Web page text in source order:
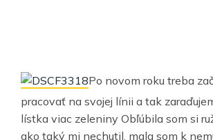
Po novom roku treba
pracovať na svojej línii a tak
lístka viac zeleniny Obľúbila som si
ako taký mi nechutil, mala som k